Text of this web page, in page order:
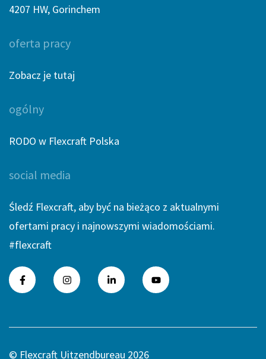
4207 HW, Gorinchem
oferta pracy
Zobacz je tutaj
ogólny
RODO w Flexcraft Polska
social media
Śledź Flexcraft, aby być na bieżąco z aktualnymi
ofertami pracy i najnowszymi wiadomościami.
#flexcraft
© Flexcraft Uitzendbureau 2026